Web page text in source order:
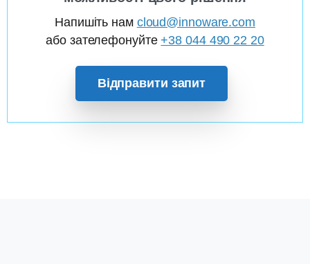
Напишіть нам cloud@innoware.com
або зателефонуйте+38 044 490 22 20
Відправити запит